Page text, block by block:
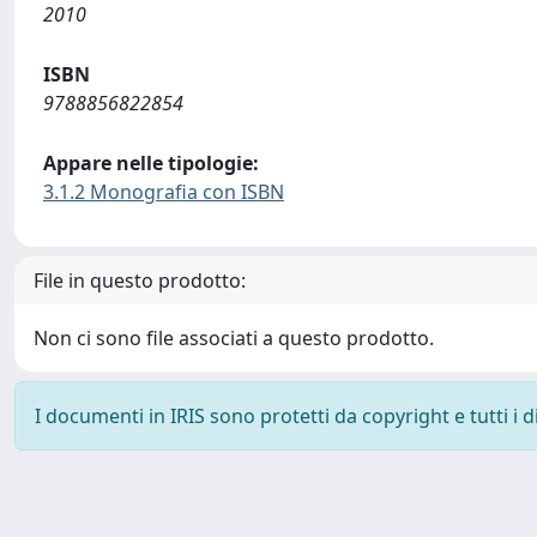
2010
ISBN
9788856822854
Appare nelle tipologie:
3.1.2 Monografia con ISBN
File in questo prodotto:
Non ci sono file associati a questo prodotto.
I documenti in IRIS sono protetti da copyright e tutti i